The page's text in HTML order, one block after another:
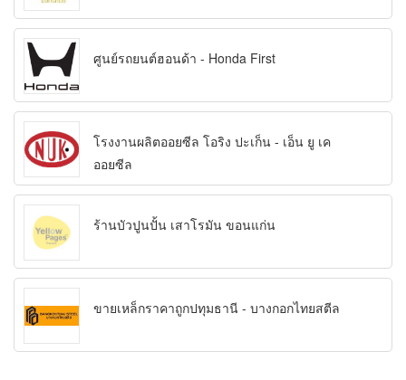
ศูนย์รถยนต์ฮอนด้า - Honda First
โรงงานผลิตออยซีล โอริง ปะเก็น - เอ็น ยู เค
ออยซีล
ร้านบัวปูนปั้น เสาโรมัน ขอนแก่น
ขายเหล็กราคาถูกปทุมธานี - บางกอกไทยสตีล